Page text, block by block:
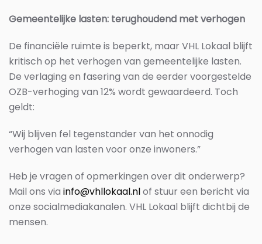
Gemeentelijke lasten: terughoudend met verhogen
De financiële ruimte is beperkt, maar VHL Lokaal blijft
kritisch op het verhogen van gemeentelijke lasten.
De verlaging en fasering van de eerder voorgestelde
OZB-verhoging van 12% wordt gewaardeerd. Toch
geldt:
“Wij blijven fel tegenstander van het onnodig
verhogen van lasten voor onze inwoners.”
Heb je vragen of opmerkingen over dit onderwerp?
Mail ons via info@vhllokaal.nlof stuur een bericht via
onze socialmediakanalen. VHL Lokaal blijft dichtbij de
mensen.